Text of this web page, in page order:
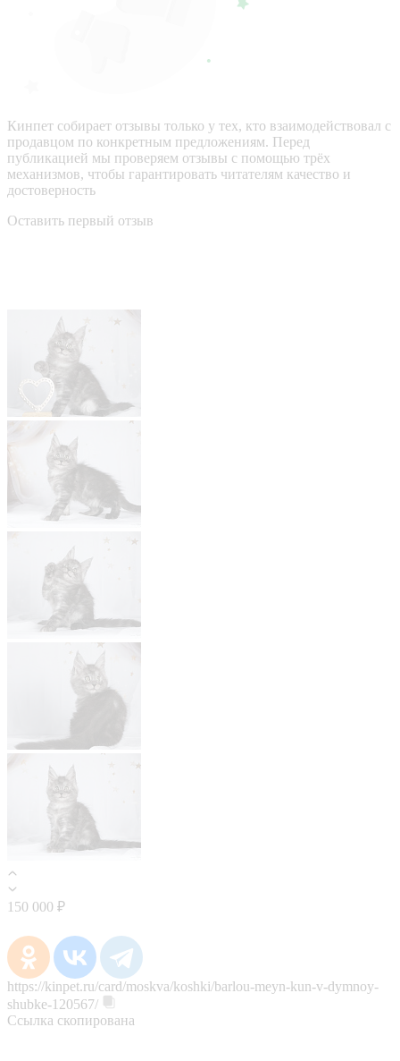
Кинпет собирает отзывы только у тех, кто взаимодействовал с
продавцом по конкретным предложениям. Перед
публикацией мы проверяем отзывы с помощью трёх
механизмов, чтобы гарантировать читателям качество и
достоверность
Оставить первый отзыв
150 000 ₽
https://kinpet.ru/card/moskva/koshki/barlou-meyn-kun-v-dymnoy-
shubke-120567/
Ссылка скопирована